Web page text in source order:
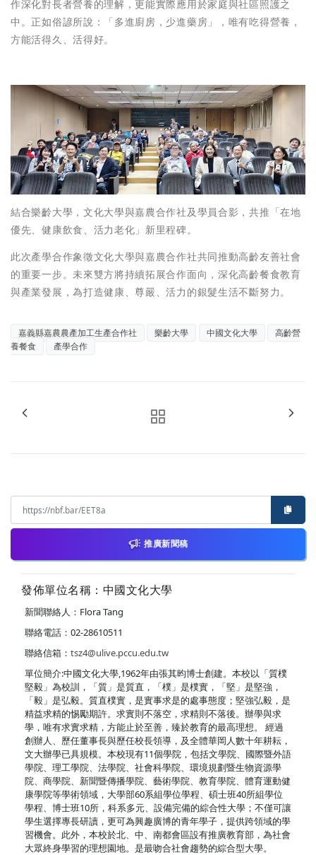
作深化對長者營養的理解，更能實際應用於家庭與社區照護之
中。正如俗諺所說：「多進廚房，少進藥房」，唯有吃得營養，
方能活得久、活得好。
結合樂齡大學，文化大學與嘉農合作社及學員合影，共推「在地
優先、健康飲食、活力老化」新里程碑。
此次產學合作象徵文化大學與嘉農合作社共同推動高齡友善社會
的重要一步。未來雙方將持續拓展合作面向，深化高齡餐食教育
與產業發展，為打造健康、尊嚴、活力的銀髮生活不斷努力。
嘉義縣嘉農農產加工生產合作社 樂齡大學 中國文化大學
高齡營
養餐食
產學合作
推廣新聞稿
發佈單位名稱：中國文化大學
新聞聯絡人：Flora Tang
聯絡電話：02-28610511
聯絡信箱： tsz4@ulive.pccu.edu.tw
單位簡介:中國文化大學,1962年由張其昀博士創建。本校以「質樸
堅毅」為校訓，「質」是質直，「樸」是樸實，「堅」是堅強，
「毅」是弘毅。質直樸實，是實事求是的處事態度；堅強弘毅，是
精益求精的惕勵期許。求實則不落空，求精則不落後。辦學與求
學，唯有求實求精，方能止於至善，臻於教育的最高理想。 經過
創辦人、歷任董事長與歷任校長領導，及全體華岡人數十年耕耘，
文大辦學已具規模。本校現有11個學院，包括文學院、國際暨外語
學院、理工學院、法學院、社會科學院、環境規劃暨生物資源學
院、商學院、新聞暨傳播學院、藝術學院、教育學院、體育運動健
康學院等學術領域，大學部60系組學位學程、碩士班40所組學位
學程、博士班10所，科系多元、設備完備的綜合性大學；不僅可讓
學生選擇專長研讀，更可為興趣廣博的青年學子，提供跨領域的學
習機會。此外，本校於北、中、南都會區設有推廣教育部，為社會
大眾終身學習的理想園地。是最吻合社會趨勢的綜合型大學。